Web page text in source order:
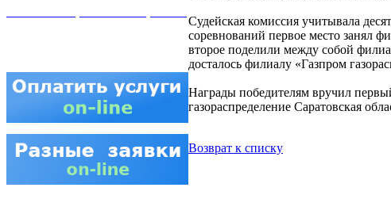
Судейская комиссия учитывала
соревнований первое место занял
второе поделили между собой
досталось филиалу «Газпром
Награды победителям вручил
газораспределение Саратовская
Возврат к списку